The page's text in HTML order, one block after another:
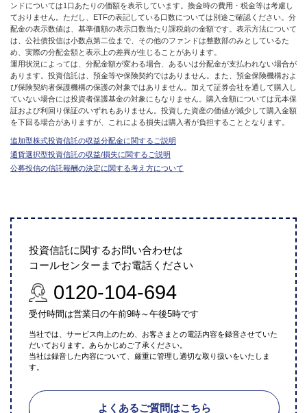
ンドについては1口あたりの価額を表示しています。換金時の費用・税金等は考慮し
ておりません。ただし、ETFの表記している口数については別途ご確認ください。分
配金の表示数値は、基準価額の表示口数当たり課税前の金額です。表示方法について
は、公社債投信は小数点第二位まで、その他のファンドは整数部のみとしているた
め、実際の分配金額と表示上の差異が生じることがあります。
運用状況によっては、分配金額が変わる場合、あるいは分配金が支払われない場合が
あります。投資信託は、預金等や保険契約ではありません。また、預金保険機構およ
び保険契約者保護機構の保護の対象ではありません。加えて証券会社を通して購入し
ていない場合には投資者保護基金の対象にもなりません。購入金額については元本保
証および利回り保証のいずれもありません。投資した資産の価値が減少して購入金額
を下回る場合がありますが、これによる損失は購入者が負担することとなります。
追加型株式投資信託の収益分配金に関するご説明
通貨選択型投資信託の収益/損失に関するご説明
公募投信の信託報酬の決定に関する考え方について
投資信託に関するお問い合わせは
コールセンターまでお電話ください
0120-104-694
受付時間は営業日の午前9時～午後5時です
当社では、サービス向上のため、お客さまとの電話内容を録音させていた
だいております。あらかじめご了承ください。
当社は録音した内容について、厳重に管理し適切な取り扱いをいたしま
す。
よくあるご質問はこちら